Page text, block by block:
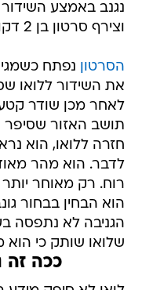
נגנב באמצע
וצירף סרטון בן 2 דקות מהשידור.
הסרטון נפתח
את השידור ללואו
לאחר מכן שודר
תושב האזור
חזרה ללואו, הוא
לדבר. הוא מהר
רוח. רק מאוחר
הוא הבחין בבחור
הגניבה לא נתפסה
שלואו שותק כי הוא
ככה זה